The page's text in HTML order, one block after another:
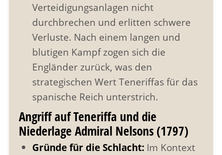
Verteidigungsanlagen nicht
durchbrechen und erlitten schwere
Verluste. Nach einem langen und
blutigen Kampf zogen sich die
Engländer zurück, was den
strategischen Wert Teneriffas für das
spanische Reich unterstrich.
Angriff auf Teneriffa und die
Niederlage Admiral Nelsons (1797)
Gründe für die Schlacht:Im Kontext